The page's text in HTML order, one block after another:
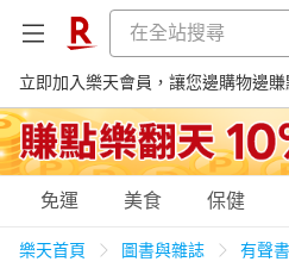
立即加入樂天會員，讓您邊購物邊賺
購物網分類
免運 美食 保健
樂天首頁 圖書與雜誌 有聲書